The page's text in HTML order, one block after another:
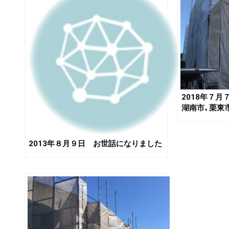
2013年８月９日 お世話になりました
2018年７月
湖南市、栗東